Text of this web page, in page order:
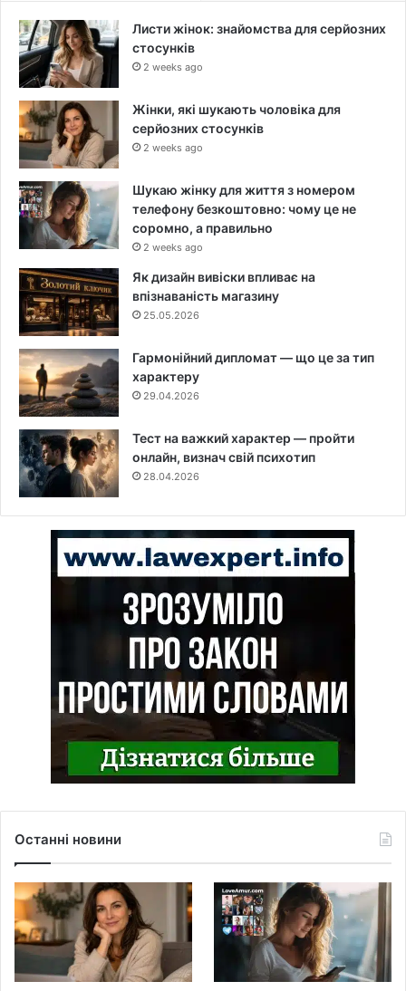
Листи жінок: знайомства для серйозних
стосунків
2 weeks ago
Жінки, які шукають чоловіка для
серйозних стосунків
2 weeks ago
Шукаю жінку для життя з номером
телефону безкоштовно: чому це не
соромно, а правильно
2 weeks ago
Як дизайн вивіски впливає на
впізнаваність магазину
25.05.2026
Гармонійний дипломат — що це за тип
характеру
29.04.2026
Тест на важкий характер — пройти
онлайн, визнач свій психотип
28.04.2026
Останні новини